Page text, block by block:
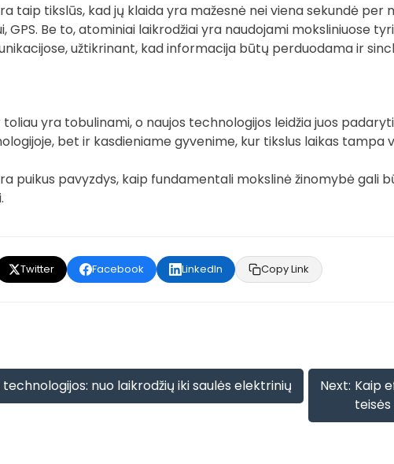
taip tikslūs, kad jų klaida yra mažesnė nei viena sekundė per
GPS. Be to, atominiai laikrodžiai yra naudojami moksliniuose
užtikrinant, kad informacija būtų perduodama ir
yra tobulinami, o naujos technologijos leidžia juos
bet ir kasdieniame gyvenime, kur tikslus laikas tampa
puikus pavyzdys, kaip fundamentali mokslinė žinomybė
Twitter Facebook LinkedIn Copy Link
nuo laikrodžių iki saulės elektrinių Next: Kaip